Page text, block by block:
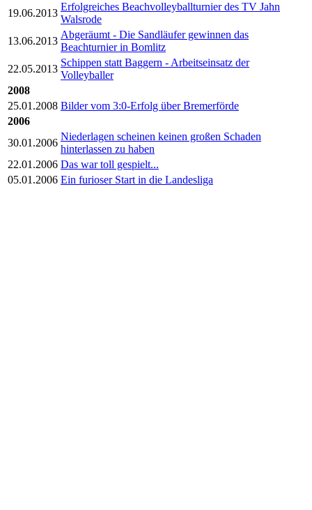
19.06.2013
Erfolgreiches Beachvolleyballturnier des TV Jahn
Walsrode
13.06.2013
Abgeräumt - Die Sandläufer gewinnen das
Beachturnier in Bomlitz
22.05.2013
Schippen statt Baggern - Arbeitseinsatz der
Volleyballer
2008
25.01.2008 Bilder vom 3:0-Erfolg über Bremerförde
2006
30.01.2006
Niederlagen scheinen keinen großen Schaden
hinterlassen zu haben
22.01.2006 Das war toll gespielt...
05.01.2006 Ein furioser Start in die Landesliga